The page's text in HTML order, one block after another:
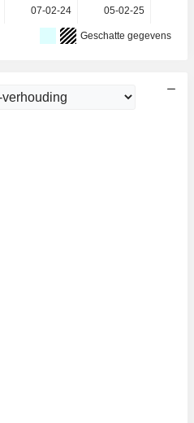
07-02-24 05-02-25
Geschatte gegevens